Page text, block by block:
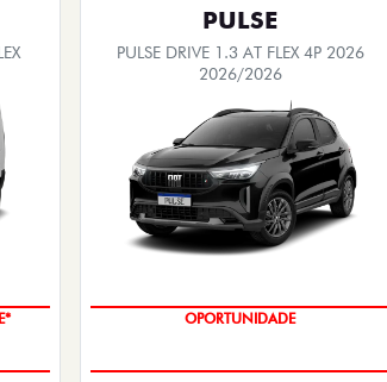
PULSE
PULSE DRIVE 1.3 AT FLEX 4P 2026
2026/2026
OPORTUNIDADE